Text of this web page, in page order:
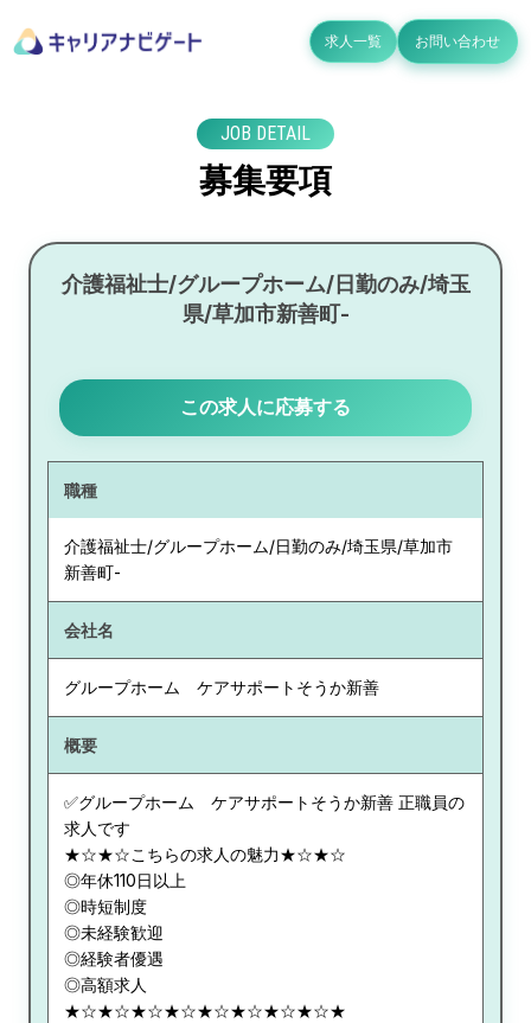
求人一覧 お問い合わせ
JOB DETAIL
募集要項
介護福祉士/グループホーム/日勤のみ/埼玉
県/草加市新善町-
この求人に応募する
職種
介護福祉士/グループホーム/日勤のみ/埼玉県/草加市
新善町-
会社名
グループホーム ケアサポートそうか新善
概要
✅グループホーム ケアサポートそうか新善 正職員の
求人です
★☆★☆こちらの求人の魅力★☆★☆
◎年休110日以上
◎時短制度
◎未経験歓迎
◎経験者優遇
◎高額求人
★☆★☆★☆★☆★☆★☆★☆★☆★